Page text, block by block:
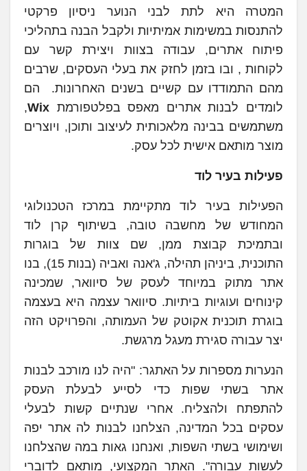
המטרה היא לתת לבני הנוער ניסיון פרקטי
להתנסות במשימות אמיתיות ולקבל הבנה בתהליכי
פיתוח אתרים, עבודה בצוות ויצירת קשר עם
לקוחות , ובו בזמן לחזק את בעלי העסקים, שרבים
מהם התמודדו עם קשיים בשנים האחרונות. הם
לומדים לבנות אתרים מאפס בפלטפורמת Wix
,
משתמשים בבינה מלאכותית לעיצוב ותוכן, ויוצרים
מוצר מותאם אישית לכל עסק.
פעילות בעיר לוד
הפעילות בעיר לוד מתקיימת במרכז הטכנולוגי
המחודש של מחשבה טובה, בשיתוף קרן לוד
ובתמיכת קבוצת ממן, שם צוות של בוגרות
התוכנית, ביניהן תהילה, ג'אנה ואביה (בנות 15), בנו
אתר מתוק במיוחד לעסק של סיוואר, שמכינה
קינוחים ועוגיות ביתיות. סיוואר עצמה היא בעצמה
בוגרת תוכנית אקוטק של העמותה, והפרויקט הזה
יצר עבורה סגירת מעגל מרגשת.
הנערות מספרות על האתגר: "היה לנו מורכב לבנות
אתר בשתי שפות כדי לסייע לבעלת העסק
להתפתח ולהצליח. אחרי שנתיים קשות לבעלי
עסקים בכל המדינה, הצלחנו לבנות לה אתר יפה
ושימושי בשתי השפות, ואנחנו גאות במה שהצלחנו
לעשות עבורה". האתר המקצועי, מותאם לדוברי